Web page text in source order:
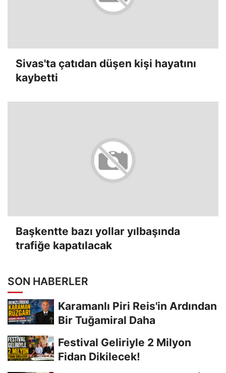
Sivas'ta çatıdan düşen kişi hayatını
kaybetti
Başkentte bazı yollar yılbaşında
trafiğe kapatılacak
SON HABERLER
Karamanlı Piri Reis'in Ardından
Bir Tuğamiral Daha
Festival Geliriyle 2 Milyon
Fidan Dikilecek!